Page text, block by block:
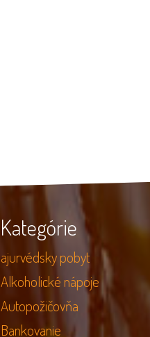
Kategórie
ajurvédsky pobyt
Alkoholické nápoje
Autopožičovňa
Bankovanie